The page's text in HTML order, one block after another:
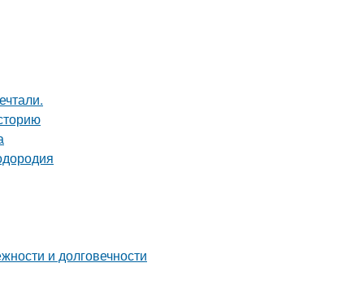
и долговечности